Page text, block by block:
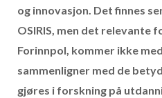
og innovasjon. Det finnes
OSIRIS, men det relevante
Forinnpol, kommer ikke
sammenligner med de
gjøres i forskning på